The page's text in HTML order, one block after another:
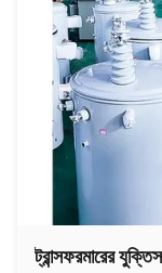
ট্রান্সফরমারের